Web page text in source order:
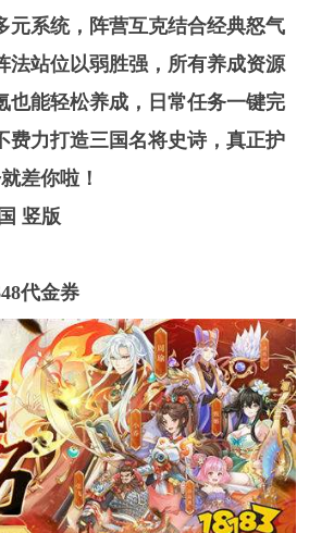
元系统，阵营互克结合经典怒气
法站位以弱胜强，所有养成资源
也能轻松养成，日常任务一键完
费力打造三国名将史诗，真正护
差你啦！
竖版
代金券